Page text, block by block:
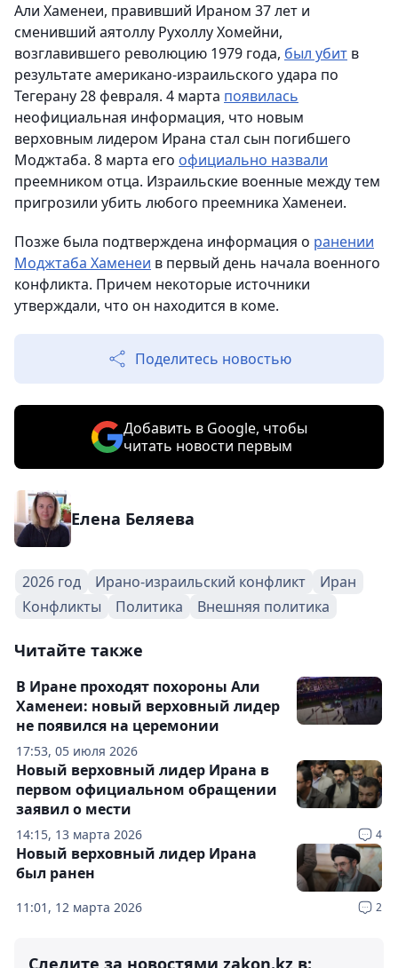
Али Хаменеи, правивший Ираном 37 лет и
сменивший аятоллу Рухоллу Хомейни,
возглавившего революцию 1979 года, был убит в
результате американо-израильского удара по
Тегерану 28 февраля. 4 марта появилась
неофициальная информация, что новым
верховным лидером Ирана стал сын погибшего
Моджтаба. 8 марта его официально назвали
преемником отца. Израильские военные между тем
пригрозили убить любого преемника Хаменеи.
Позже была подтверждена информация о ранении
Моджтаба Хаменеи в первый день начала военного
конфликта. Причем некоторые источники
утверждали, что он находится в коме.
Поделитесь новостью
Добавить в Google, чтобы
читать новости первым
Елена Беляева
2026 год Ирано-израильский конфликт
Иран
Конфликты
Политика Внешняя политика
Читайте также
17:53, 05 июля 2026
В Иране проходят похороны Али
Хаменеи: новый верховный лидер
не появился на церемонии
14:15, 13 марта 2026 4
Новый верховный лидер Ирана в
первом официальном обращении
заявил о мести
11:01, 12 марта 2026 2
Новый верховный лидер Ирана
был ранен
Следите за новостями zakon.kz в: